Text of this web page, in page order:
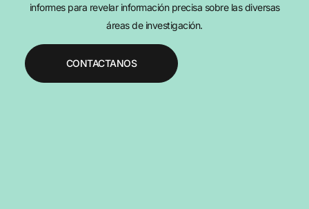
informes para revelar información precisa sobre las diversas
áreas de investigación.
CONTACTANOS